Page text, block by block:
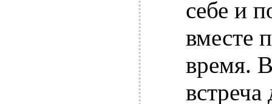
себе и
вместе
время.
встреча